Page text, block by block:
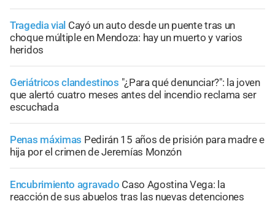
Tragedia vial Cayó un auto desde un puente tras un
choque múltiple en Mendoza: hay un muerto y varios
heridos
Geriátricos clandestinos "¿Para qué denunciar?": la joven
que alertó cuatro meses antes del incendio reclama ser
escuchada
Penas máximas Pedirán 15 años de prisión para madre e
hija por el crimen de Jeremías Monzón
Encubrimiento agravado Caso Agostina Vega: la
reacción de sus abuelos tras las nuevas detenciones